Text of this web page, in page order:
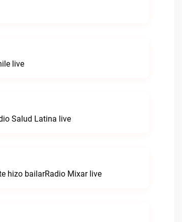
live
Salud Latina live
hizo bailarRadio Mixar live